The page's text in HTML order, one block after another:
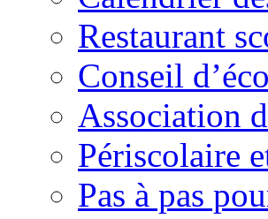
Restaurant
Conseil
Association
Périscolaire
Pas à pas